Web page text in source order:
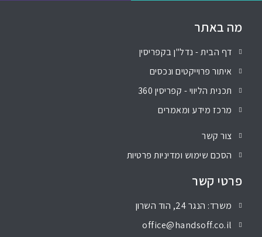
מה באתר
דף הבית - נדל"ן בקפריסין
איתור פרוייקטים ונכסים
תכנית הליווי - קפריסין 360
מרכז מידע ומאמרים
צור קשר
הסכם שימוש ומדיניות פרטיות
פרטי קשר
משרד: הנגר 24, הוד השרון
office@handsoff.co.il